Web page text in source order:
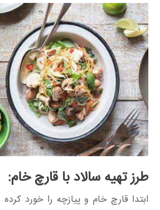
طرز تهیه سالاد با قارچ خام:
ابتدا قارچ خام و پیازچه را خورد